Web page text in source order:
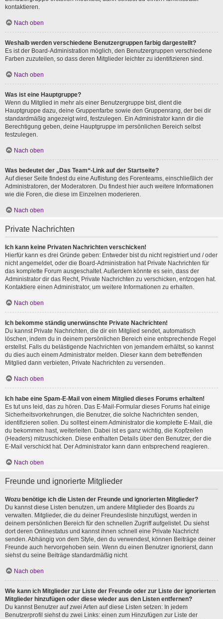
kontaktieren.
Nach oben
Weshalb werden verschiedene Benutzergruppen farbig dargestellt?
Es ist der Board-Administration möglich, den Benutzergruppen verschiedene
Farben zuzuteilen, so dass deren Mitglieder leichter zu identifizieren sind.
Nach oben
Was ist eine Hauptgruppe?
Wenn du Mitglied in mehr als einer Benutzergruppe bist, dient die
Hauptgruppe dazu, deine Gruppenfarbe sowie den Gruppenrang, der bei dir
standardmäßig angezeigt wird, festzulegen. Ein Administrator kann dir die
Berechtigung geben, deine Hauptgruppe im persönlichen Bereich selbst
festzulegen.
Nach oben
Was bedeutet der „Das Team“-Link auf der Startseite?
Auf dieser Seite findest du eine Auflistung des Forenteams, einschließlich der
Administratoren, der Moderatoren. Du findest hier auch weitere Informationen
wie die Foren, die diese im Einzelnen moderieren.
Nach oben
Private Nachrichten
Ich kann keine Privaten Nachrichten verschicken!
Hierfür kann es drei Gründe geben: Entweder bist du nicht registriert und / oder
nicht angemeldet, oder die Board-Administration hat Private Nachrichten für
das komplette Forum ausgeschaltet. Außerdem könnte es sein, dass der
Administrator dir das Recht, Private Nachrichten zu verschicken, entzogen hat.
Kontaktiere einen Administrator, um weitere Informationen zu erhalten.
Nach oben
Ich bekomme ständig unerwünschte Private Nachrichten!
Du kannst Private Nachrichten, die dir ein Mitglied sendet, automatisch
löschen, indem du in deinem persönlichen Bereich eine entsprechende Regel
erstellst. Falls du belästigende Nachrichten von jemandem erhältst, so kannst
du dies auch einem Administrator melden. Dieser kann dem betreffenden
Mitglied dann verbieten, Private Nachrichten zu versenden.
Nach oben
Ich habe eine Spam-E-Mail von einem Mitglied dieses Forums erhalten!
Es tut uns leid, das zu hören. Das E-Mail-Formular dieses Forums hat einige
Sicherheitsvorkehrungen, die Benutzer, die solche Nachrichten senden,
identifizieren sollen. Du solltest einem Administrator die komplette E-Mail, die
du bekommen hast, weiterleiten. Dabei ist es ganz wichtig, die Kopfzeilen
(Headers) mitzuschicken. Diese enthalten Details über den Benutzer, der die
E-Mail verschickt hat. Der Administrator kann dann entsprechend reagieren.
Nach oben
Freunde und ignorierte Mitglieder
Wozu benötige ich die Listen der Freunde und ignorierten Mitglieder?
Du kannst diese Listen benutzen, um andere Mitglieder des Boards zu
verwalten. Mitglieder, die du deiner Freundesliste hinzufügst, werden in
deinem persönlichen Bereich für den schnellen Zugriff aufgelistet. Du siehst
dort deren Onlinestatus und kannst ihnen schnell eine Private Nachricht
senden. Abhängig von dem Style, den du verwendest, können Beiträge deiner
Freunde auch hervorgehoben sein. Wenn du einen Benutzer ignorierst, dann
siehst du seine Beiträge standardmäßig nicht.
Nach oben
Wie kann ich Mitglieder zur Liste der Freunde oder zur Liste der ignorierten
Mitglieder hinzufügen oder diese wieder aus den Listen entfernen?
Du kannst Benutzer auf zwei Arten auf diese Listen setzen: In jedem
Benutzerprofil siehst du zwei Links: einen zum Hinzufügen zur Liste der